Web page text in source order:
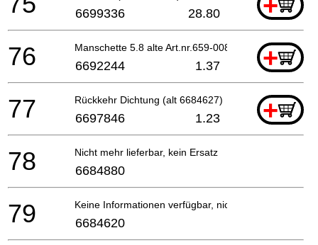
6699336 28.80
Manschette 5.8 alte Art.nr.659-00801-20 Till G103
+
76 6692244 1.37
Rückkehr Dichtung (alt 6684627) +
77 6697846 1.23
Nicht mehr lieferbar, kein Ersatz
78 6684880
Keine Informationen verfügbar, nicht bestellbar
79 6684620